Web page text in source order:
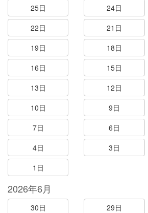
25日
24日
22日
21日
19日
18日
16日
15日
13日
12日
10日
9日
7日
6日
4日
3日
1日
2026年6月
30日 29日